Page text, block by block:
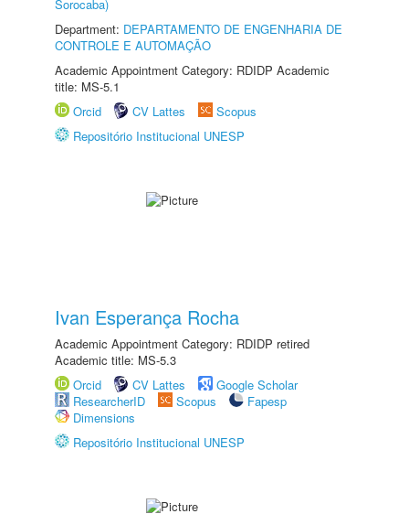
Sorocaba)
Department: DEPARTAMENTO DE ENGENHARIA DE
CONTROLE E AUTOMAÇÃO
Academic Appointment Category: RDIDP Academic
title: MS-5.1
Orcid
CV Lattes
Scopus
Repositório Institucional UNESP
Ivan Esperança Rocha
Academic Appointment Category: RDIDP retired
Academic title: MS-5.3
Orcid
CV Lattes
Google Scholar
ResearcherID
Scopus
Fapesp
Dimensions
Repositório Institucional UNESP